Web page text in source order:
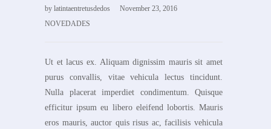
by latintaentretusdedos
November 23, 2016
NOVEDADES
Ut et lacus ex. Aliquam dignissim mauris sit amet
purus convallis, vitae vehicula lectus tincidunt.
Nulla placerat imperdiet condimentum. Quisque
efficitur ipsum eu libero eleifend lobortis. Mauris
eros mauris, auctor quis risus ac, facilisis vehicula